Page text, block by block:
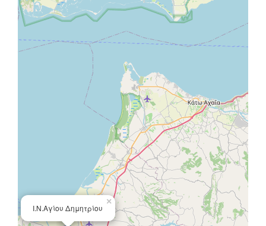
Ι.Ν.Αγίου Δημητρίου
×